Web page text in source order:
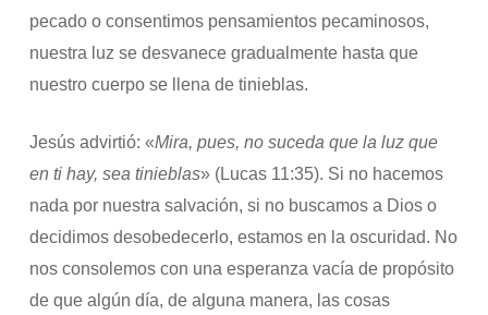
pecado o consentimos pensamientos pecaminosos,
nuestra luz se desvanece gradualmente hasta que
nuestro cuerpo se llena de tinieblas.
Jesús advirtió: «Mira, pues, no suceda que la luz que
en ti hay, sea tinieblas» (Lucas 11:35). Si no hacemos
nada por nuestra salvación, si no buscamos a Dios o
decidimos desobedecerlo, estamos en la oscuridad. No
nos consolemos con una esperanza vacía de propósito
de que algún día, de alguna manera, las cosas